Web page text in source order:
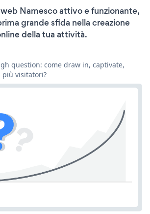
Namesco attivo e funzionante,
grande sfida nella creazione
della tua attività.
question: come draw in, captivate,
più visitatori?